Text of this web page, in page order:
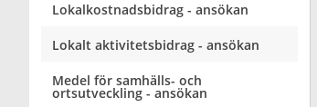
Lokalkostnadsbidrag - ansökan
Lokalt aktivitetsbidrag - ansökan
Medel för samhälls- och
ortsutveckling - ansökan